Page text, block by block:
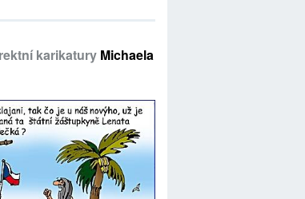
karikatury Michaela